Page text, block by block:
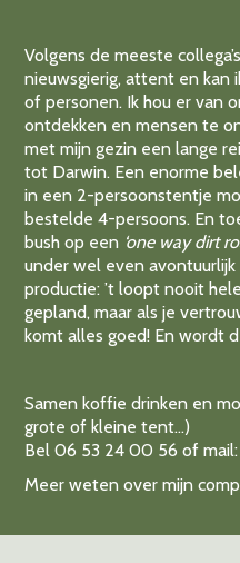
Volgens de meeste
nieuwsgierig, attent en kan
of personen. Ik hou er van
ontdekken en mensen te
met mijn gezin een lange
tot Darwin. Een enorme
in een 2-persoonstentje
bestelde 4-persoons. En
bush op een ‘one way dirt
under wel even
productie: ’t loopt nooit
gepland, maar als je
komt alles goed! En wordt
Samen koffie drinken en
grote of kleine tent…)
Bel 06 53 24 00 56 of mail:
Meer weten over mijn